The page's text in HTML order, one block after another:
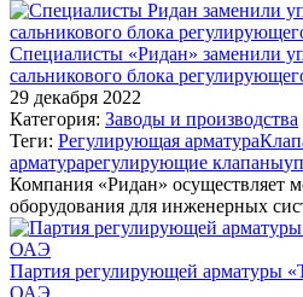
Специалисты «Ридан» заменили
сальникового блока
29 декабря 2022
Категория: Заводы и производства
Теги: Регулирующая арматура
арматурарегулирующие клапаны
Компания «Ридан» осуществляет
оборудования для инженерных
Партия регулирующей арматуры
ОАЭ